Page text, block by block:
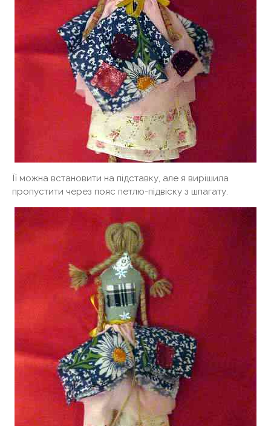
Її можна встановити на підставку, але я вирішила
пропустити через пояс петлю-підвіску з шпагату.